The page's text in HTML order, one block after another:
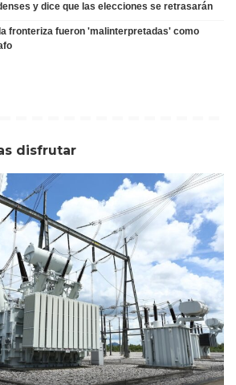
y dice que las elecciones se retrasarán
fronteriza fueron 'malinterpretadas' como
disfrutar